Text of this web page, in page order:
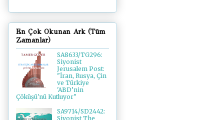
En Çok Okunan Ark (Tüm
Zamanlar)
SA8633/TG296:
Siyonist
Jerusalem Post:
"İran, Rusya, Çin
ve Türkiye
'ABD’nin
Çöküşü'nü Kutluyor"
SA9714/SD2442:
Siyonist The